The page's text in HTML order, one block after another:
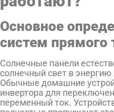
Основное
систем прямого
Солнечные панели
солнечный свет в энергию
Обычные домашние
инвертора для
переменный ток.